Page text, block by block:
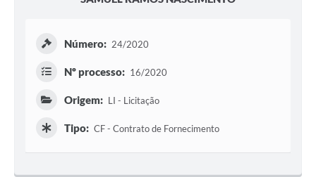
Número: 24/2020
Nº processo: 16/2020
Origem: LI - Licitação
Tipo: CF - Contrato de Fornecimento